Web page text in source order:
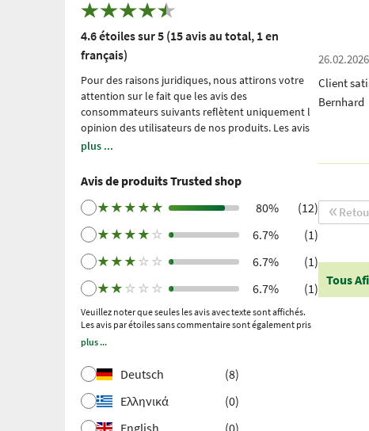
4.6 étoiles sur 5 (15 avis au total, 1 en
français)
Pour des raisons juridiques, nous attirons votre
attention sur le fait que les avis des
consommateurs suivants reflètent uniquement l
́opinion des utilisateurs de nos produits. Les avis
sont redigés sans la moindre influences de notre
font aucunement l ́objet de notre propriété.
Veuillez noter : il s’agit d’expériences personnelles
et individuelles, qui ne sont étayées par aucune
en tant que prestataire de services indépendant
depuis 2021 pour la collecte des avis. Trusted
Shops a pris des mesures pour s'assurer qu'il
s'agit bien des avis authentiques.Plus
collectés via Trustpilot après un achat effectué et
une invitation ultérieure.
plus ...
Avis de produits Trusted shop
★ ★ ★ ★ ★ 80%
(12)
★ ★ ★ ★ ☆ 6.7%
(1)
★ ★ ★ ☆ ☆ 6.7%
(1)
★ ★ ☆ ☆ ☆ 6.7% (1)
Veuillez noter que seules les avis avec texte sont affichés.
Les avis par étoiles sans commentaire sont également pris
en compte dans le calcul de la note globale.
plus ...
Deutsch
(8)
Ελληνικά
(0)
26.02.2026
Client
Bernhard
Tous